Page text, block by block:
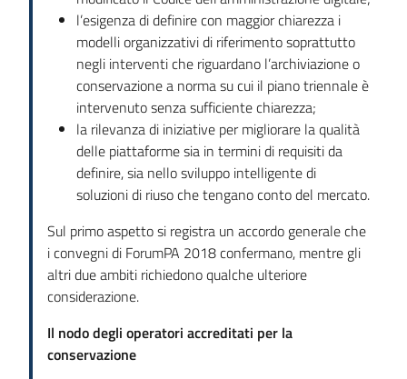
l’esigenza di definire con maggior chiarezza i
modelli organizzativi di riferimento soprattutto
negli interventi che riguardano l’archiviazione o
conservazione a norma su cui il piano triennale è
intervenuto senza sufficiente chiarezza;
la rilevanza di iniziative per migliorare la qualità
delle piattaforme sia in termini di requisiti da
definire, sia nello sviluppo intelligente di
soluzioni di riuso che tengano conto del mercato.
Sul primo aspetto si registra un accordo generale che
i convegni di ForumPA 2018 confermano, mentre gli
altri due ambiti richiedono qualche ulteriore
considerazione.
Il nodo degli operatori accreditati per la
conservazione